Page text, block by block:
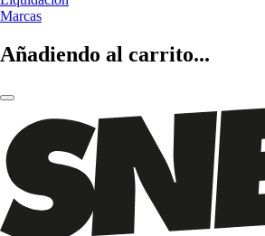
Marcas
Añadiendo al carrito...